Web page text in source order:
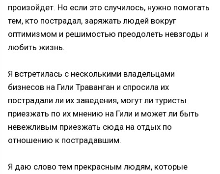
произойдет. Но если это случилось, нужно помогать
тем, кто пострадал, заряжать людей вокруг
оптимизмом и решимостью преодолеть невзгоды и
любить жизнь.
Я встретилась с несколькими владельцами
бизнесов на Гили Траванган и спросила их
пострадали ли их заведения, могут ли туристы
приезжать по их мнению на Гили и может ли быть
невежливым приезжать сюда на отдых по
отношению к пострадавшим.
Я даю слово тем прекрасным людям, которые